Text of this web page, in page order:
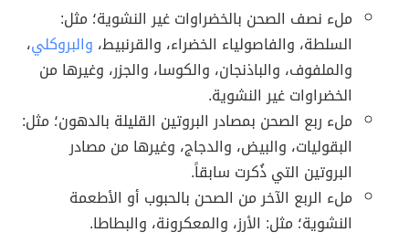
ملء نصف الصحن بالخضراوات غير النشوية؛ مثل:
السلطة، والفاصولياء الخضراء، والقرنبيط، والبروكلي،
والملفوف، والباذنجان، والكوسا، والجزر، وغيرها من
الخضراوات غير النشوية.
ملء ربع الصحن بمصادر البروتين القليلة بالدهون؛ مثل:
البقوليات، والبيض، والدجاج، وغيرها من مصادر
البروتين التي ذُكرت سابقاً.
ملء الربع الآخر من الصحن بالحبوب أو الأطعمة
النشوية؛ مثل: الأرز، والمعكرونة، والبطاطا.